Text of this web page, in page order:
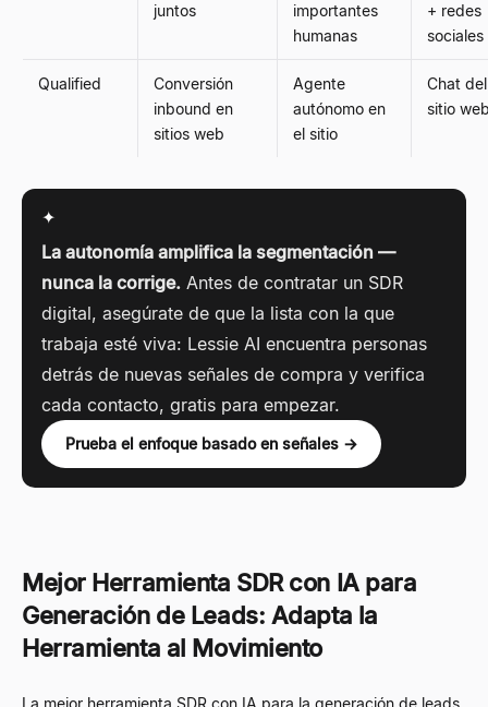
juntos
importantes
humanas
+ redes
sociales
Qualified
Conversión
inbound en
sitios web
Agente
autónomo en
el sitio
Chat del
sitio
✦
La autonomía amplifica la segmentación —
nunca la corrige. Antes de contratar un SDR
digital, asegúrate de que la lista con la que
trabaja esté viva: Lessie AI encuentra personas
detrás de nuevas señales de compra y verifica
cada contacto, gratis para empezar.
Prueba el enfoque basado en señales →
Mejor Herramienta SDR con IA para
Generación de Leads: Adapta la
Herramienta al Movimiento